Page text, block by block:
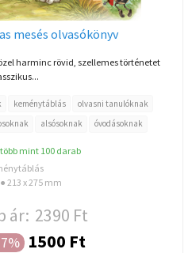
mesés olvasókönyv
harminc rövid, szellemes történetet
keménytáblás
olvasni tanulóknak
alsósoknak óvodásoknak
mint 100 darab
213 x 275 mm
ár: 2390 Ft
1500 Ft